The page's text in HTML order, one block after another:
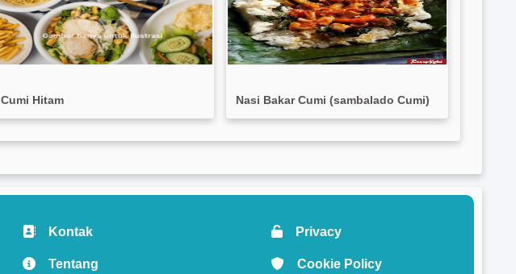
Cumi Hitam Nasi Bakar Cumi (sambalado Cumi)
Kontak
Tentang
Privacy
Cookie Policy